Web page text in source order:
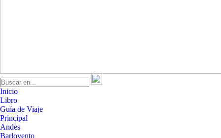
Inicio
Libro
Guía de Viaje
Principal
Andes
Barlovento